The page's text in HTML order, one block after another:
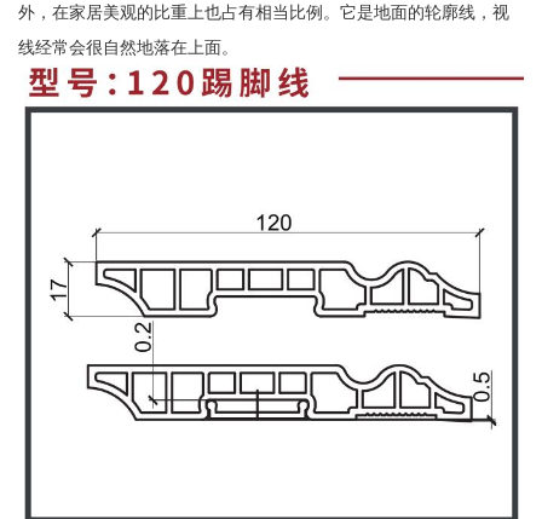
外，在家居美观的比重上也占有相当比例。它是地面的轮廓线，视
线经常会很自然地落在上面。